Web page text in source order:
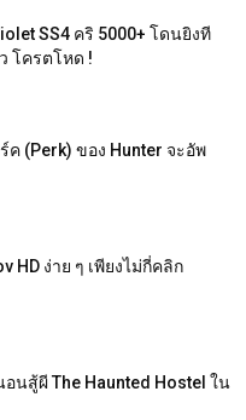
SS4 คริ 5000+ โดนยิงที
โครตโหด !
ค (Perk) ของ Hunter จะอัพ
HD ง่าย ๆ เพียงไม่กี่คลิก
นสู้ผี The Haunted Hostel ใน